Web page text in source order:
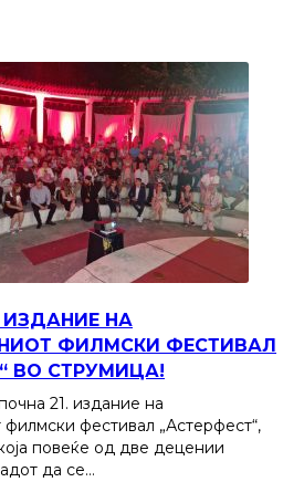
ИЗДАНИЕ НА
ФИЛМСКИ ФЕСТИВАЛ
ВО СТРУМИЦА!
21. издание на
фестивал „Астерфест“,
повеќе од две децении
да се…